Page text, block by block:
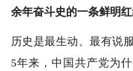
余年奋斗史的一条鲜明
历史是最生动、最有说
5年来，中国共产党为